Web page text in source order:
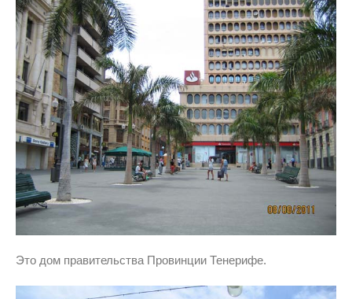
Это дом правительства Провинции Тенерифе.